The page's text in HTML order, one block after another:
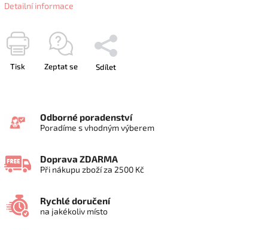
Detailní informace
Tisk Zeptat se Sdílet
Odborné poradenství
Poradíme s vhodným výberem
Doprava ZDARMA
Při nákupu zboží za 2500 Kč
Rychlé doručení
na jakékoliv místo